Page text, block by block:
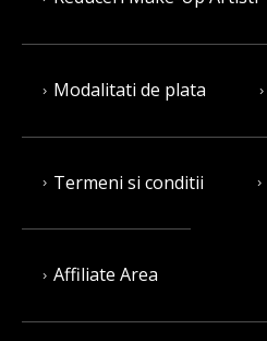
Modalitati de plata
Termeni si conditii
Affiliate Area